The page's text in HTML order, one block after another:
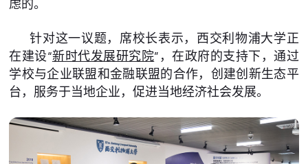
虑的。
针对这一议题，席校长表示，西交利物浦大学正
在建设“新时代发展研究院”，在政府的支持下，通过
学校与企业联盟和金融联盟的合作，创建创新生态平
台，服务于当地企业，促进当地经济社会发展。